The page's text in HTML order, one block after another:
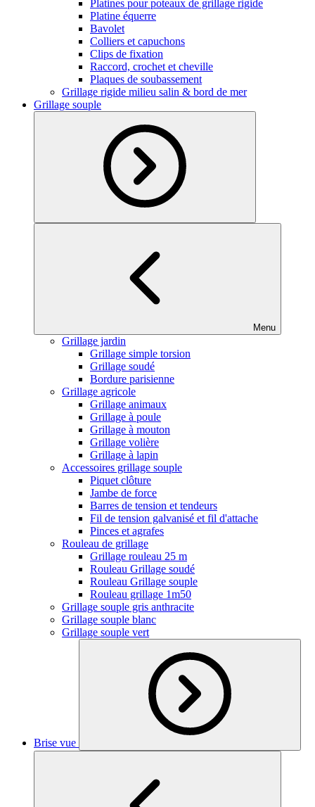
Platines pour poteaux de grillage rigide
Platine équerre
Bavolet
Colliers et capuchons
Clips de fixation
Raccord, crochet et cheville
Plaques de soubassement
Grillage rigide milieu salin & bord de mer
Grillage souple
Menu
Grillage jardin
Grillage simple torsion
Grillage soudé
Bordure parisienne
Grillage agricole
Grillage animaux
Grillage à poule
Grillage à mouton
Grillage volière
Grillage à lapin
Accessoires grillage souple
Piquet clôture
Jambe de force
Barres de tension et tendeurs
Fil de tension galvanisé et fil d'attache
Pinces et agrafes
Rouleau de grillage
Grillage rouleau 25 m
Rouleau Grillage soudé
Rouleau Grillage souple
Rouleau grillage 1m50
Grillage souple gris anthracite
Grillage souple blanc
Grillage souple vert
Brise vue